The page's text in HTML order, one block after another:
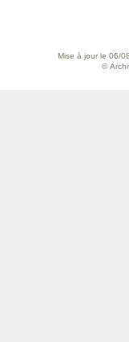
Mise à jour le 06/
©